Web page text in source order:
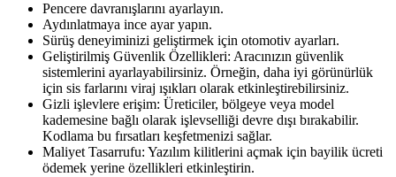
Pencere davranışlarını ayarlayın.
Aydınlatmaya ince ayar yapın.
Sürüş deneyiminizi geliştirmek için otomotiv ayarları.
Geliştirilmiş Güvenlik Özellikleri: Aracınızın güvenlik
sistemlerini ayarlayabilirsiniz. Örneğin, daha iyi görünürlük
için sis farlarını viraj ışıkları olarak etkinleştirebilirsiniz.
Gizli işlevlere erişim: Üreticiler, bölgeye veya model
kademesine bağlı olarak işlevselliği devre dışı bırakabilir.
Kodlama bu fırsatları keşfetmenizi sağlar.
Maliyet Tasarrufu: Yazılım kilitlerini açmak için bayilik ücreti
ödemek yerine özellikleri etkinleştirin.